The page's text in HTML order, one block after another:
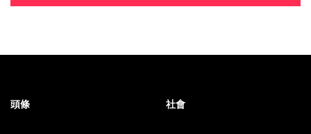
頭條 社會